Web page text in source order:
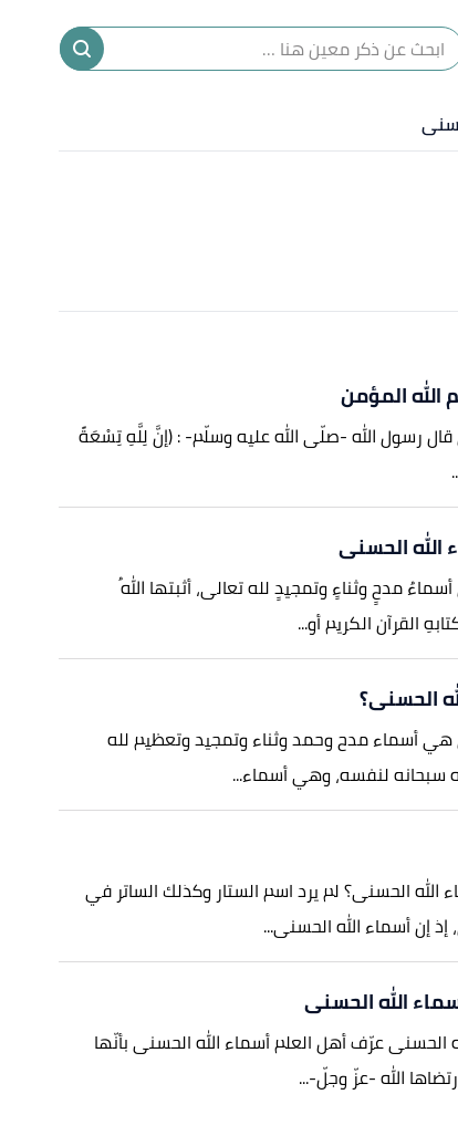
المؤمن
رسول الله -صلّى الله عليه وسلّم- : (إنَّ لِلَّهِ تِسْعَةً
الله الحسنى
مدحٍ وثناءٍ وتمجيدٍ لله تعالى، أثبتها اللهُ
القرآن الكريم أو...
الحسنى؟
هي أسماء مدح وحمد وثناء وتمجيد وتعظيم لله
سبحانه لنفسه، وهي أسماء...
الله الحسنى؟ لم يرد اسم الستار وكذلك الساتر في
إن أسماء الله الحسنى...
الله الحسنى
الحسنى عرّف أهل العلم أسماء الله الحسنى بأنّها
الله -عزّ وجلّ-...